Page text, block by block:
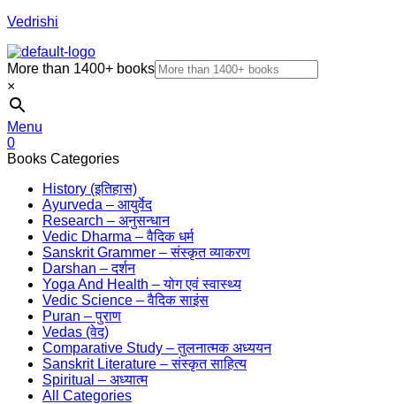
Vedrishi
More than 1400+ books
×
Menu
0
Books Categories
History (इतिहास)
Ayurveda – आयुर्वेद
Research – अनुसन्धान
Vedic Dharma – वैदिक धर्म
Sanskrit Grammer – संस्कृत व्याकरण
Darshan – दर्शन
Yoga And Health – योग एवं स्वास्थ्य
Vedic Science – वैदिक साइंस
Puran – पुराण
Vedas (वेद)
Comparative Study – तुलनात्मक अध्ययन
Sanskrit Literature – संस्कृत साहित्य
Spiritual – अध्यात्म
All Categories